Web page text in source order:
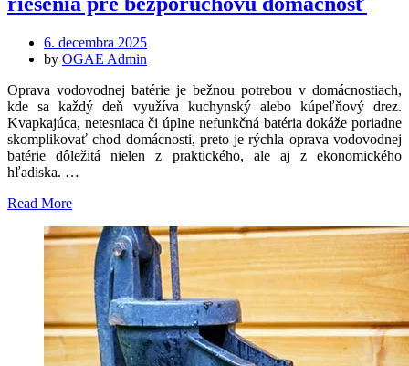
Posted
on
6. decembra 2025
by OGAE Admin
Oprava vodovodnej batérie je bežnou potrebou v domácnostiach,
kde sa každý deň využíva kuchynský alebo kúpeľňový drez.
Kvapkajúca, netesniaca či úplne nefunkčná batéria dokáže poriadne
skomplikovať chod domácnosti, preto je rýchla oprava vodovodnej
batérie dôležitá nielen z praktického, ale aj z ekonomického
hľadiska. …
Read More